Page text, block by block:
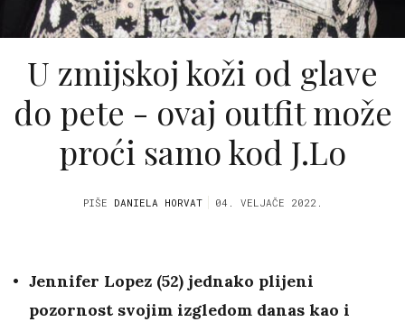
U zmijskoj koži od glave
do pete - ovaj outfit može
proći samo kod J.Lo
PIŠE DANIELA HORVAT 04. VELJAČE 2022.
Jennifer Lopez (52) jednako plijeni
pozornost svojim izgledom danas kao i